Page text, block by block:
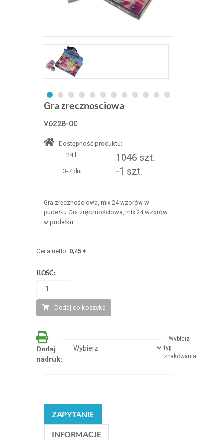
Gra zrecznosciowa
V6228-00
Dostępność produktu:
24 h
1046 szt.
3-7 dni -1 szt.
Gra zręcznościowa, mix 24 wzorów w
pudełku Gra zręcznościowa, mix 24 wzorów
w pudełku
Cena netto: 0,45€
ILOŚĆ:
Dodaj do koszyka
Dodaj
nadruk:
Wybierz
typ
znakowania
ZAPYTANIE
INFORMACJE